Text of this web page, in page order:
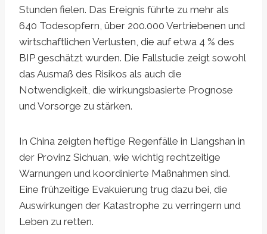
Stunden fielen. Das Ereignis führte zu mehr als
640 Todesopfern, über 200.000 Vertriebenen und
wirtschaftlichen Verlusten, die auf etwa 4 % des
BIP geschätzt wurden. Die Fallstudie zeigt sowohl
das Ausmaß des Risikos als auch die
Notwendigkeit, die wirkungsbasierte Prognose
und Vorsorge zu stärken.
In China zeigten heftige Regenfälle in Liangshan in
der Provinz Sichuan, wie wichtig rechtzeitige
Warnungen und koordinierte Maßnahmen sind.
Eine frühzeitige Evakuierung trug dazu bei, die
Auswirkungen der Katastrophe zu verringern und
Leben zu retten.